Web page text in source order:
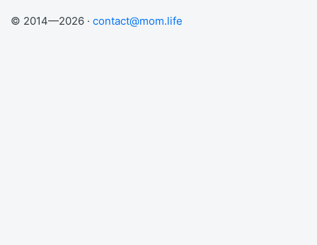
© 2014—2026 · contact@mom.life